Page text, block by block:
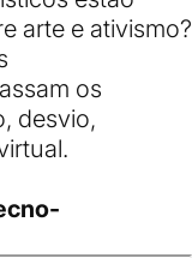
arte e ativismo?
os
desvio,